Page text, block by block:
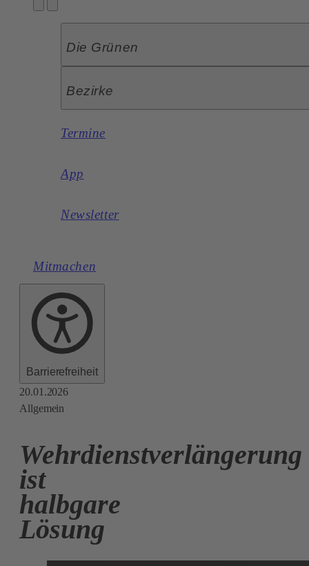
Die Grünen
Bezirke
Termine
App
Newsletter
Mitmachen
Barrierefreiheit
20.01.2026
Allgemein
Wehrdienstverlängerung
ist
halbgare
Lösung